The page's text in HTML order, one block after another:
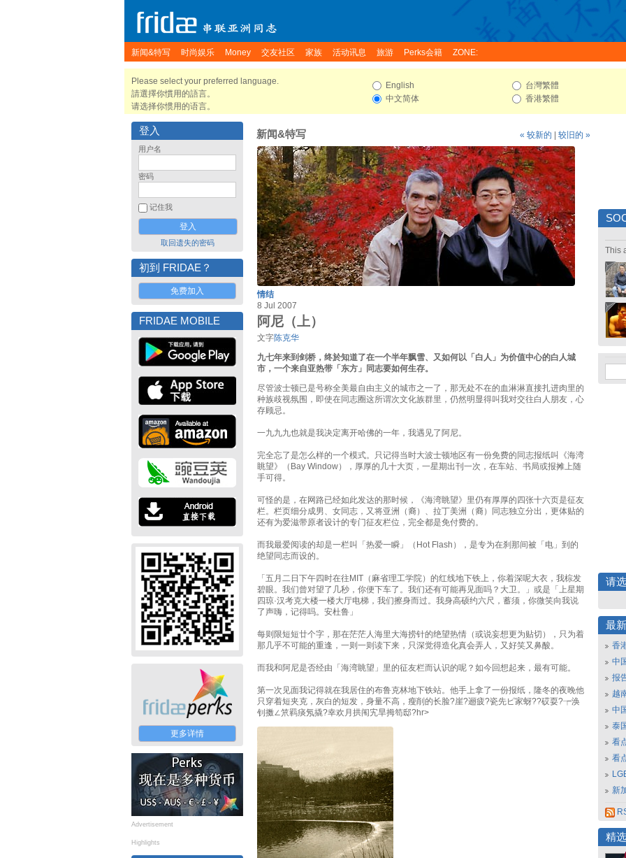
新闻&特写 时尚娱乐 Money 交友社区 家族 活动讯息 旅游 Perks会籍 ZONE:
Please select your preferred language.
請選擇你慣用的語言。
请选择你惯用的语言。
English
中文简体
台灣繁體
香港繁體
登入
用户名
密码
记住我
取回遗失的密码
初到 FRIDAE？
免费加入
FRIDAE MOBILE
更多详情
Advertisement
Highlights
新闻&特写 « 较新的 较旧的 »
情结
8 Jul 2007
阿尼（上）
文字陈克华
九七年来到剑桥，终於知道了在一个半年飘雪、又如何以「白人」为价值中心的白人城
市，一个来自亚热带「东方」同志要如何生存。
尽管波士顿已是号称全美最自由主义的城市之一了，那无处不在的血淋淋直接扎进肉里的
种族歧视氛围，即使在同志圈这所谓次文化族群里，仍然明显得叫我对交往白人朋友，心
存顾忌。
一九九九也就是我决定离开哈佛的一年，我遇见了阿尼。
完全忘了是怎么样的一个模式。只记得当时大波士顿地区有一份免费的同志报纸叫《海湾
眺望》（Bay Window），厚厚的几十大页，一星期出刊一次，在车站、书局或报摊上随
手可得。
可怪的是，在网路已经如此发达的那时候，《海湾眺望》里仍有厚厚的四张十六页是征友
栏。栏页细分成男、女同志，又将亚洲（裔）、拉丁美洲（裔）同志独立分出，更体贴的
还有为爱滋带原者设计的专门征友栏位，完全都是免付费的。
而我最爱阅读的却是一栏叫「热爱一瞬」（Hot Flash），是专为在刹那间被「电」到的
绝望同志而设的。
「五月二日下午四时在往MIT（麻省理工学院）的红线地下铁上，你着深呢大衣，我棕发
碧眼。我们曾对望了几秒，你便下车了。我们还有可能再见面吗？大卫。」或是「上星期
四琼·汉考克大楼一楼大厅电梯，我们擦身而过。我身高硕约六尺，蓄须，你微笑向我说
了声嗨，记得吗。安杜鲁」
每则限短短廿个字，那在茫茫人海里大海捞针的绝望热情（或说妄想更为贴切），只为着
那几乎不可能的重逢，一则一则读下来，只深觉得造化真会弄人，又好笑又鼻酸。
而我和阿尼是否经由「海湾眺望」里的征友栏而认识的呢？如今回想起来，最有可能。
第一次见面我记得就在我居住的布鲁克林地下铁站。他手上拿了一份报纸，隆冬的夜晚他
只穿着短夹克，灰白的短发，身量不高，瘦削的长脸?崖?逦疲?瓷先ピ家蚜??砹耍?┮涣
钊擞∠笊羁痰氖撬?幸欢月拱闱宄旱拇笱邸?hr>
This
请
最
香
中
报
越
中
泰
看
看
新
精